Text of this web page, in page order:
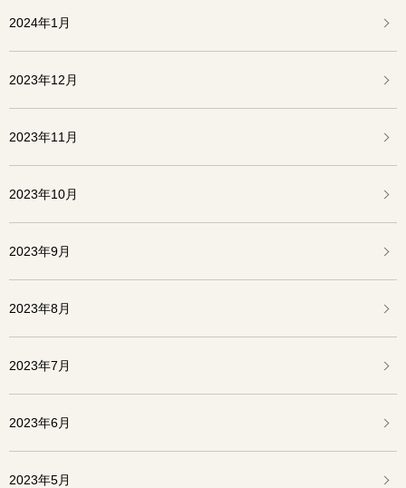
2024年1月
2023年12月
2023年11月
2023年10月
2023年9月
2023年8月
2023年7月
2023年6月
2023年5月